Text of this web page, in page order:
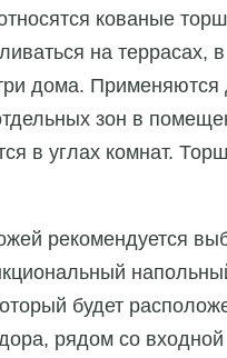
кованые
на террасах, в
дома. Применяются
зон в
в углах комнат.
рекомендуется
будет
рядом со входной